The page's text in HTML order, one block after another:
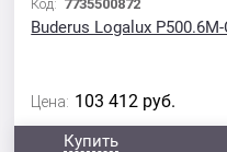
Код: 7735500872
Buderus Logalux
Цена: 103 412 руб.
Купить